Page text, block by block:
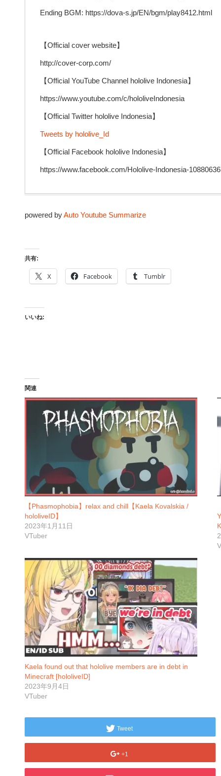
Ending BGM: https://dova-s.jp/EN/bgm/play8412.html
【Official cover website】
http://cover-corp.com/
【Official YouTube Channel hololive Indonesia】
https://www.youtube.com/c/hololiveIndonesia
【Official Twitter hololive Indonesia】
Tweets by hololive_Id
【Official Facebook hololive Indonesia】
https://www.facebook.com/Hololive-Indonesia-
powered byAuto Youtube Summarize
共有:
X Facebook Tumblr
いいね:
関連
【Phasmophobia】relax and chill【Kaela Kovalskia /
hololiveID】
2023年1月11日
VTuber
Kaela found out that hololive members are in debt in
Minecraft [hololiveID]
2023年9月4日
VTuber
Tweet
+1